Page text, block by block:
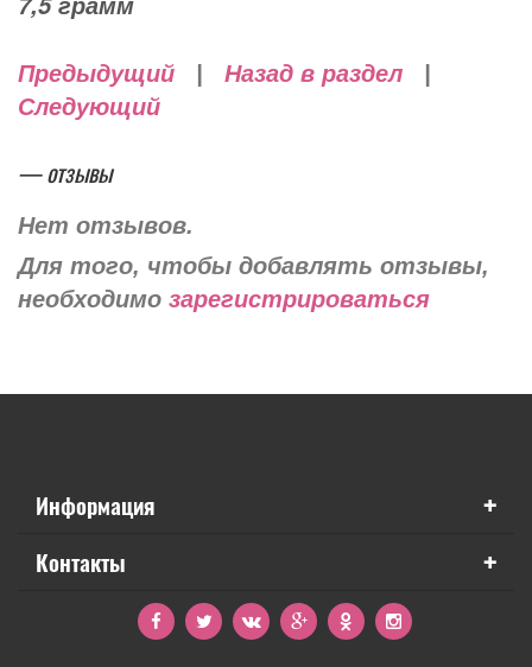
Предыдущий Назад в раздел
Следующий
— отзывы
Нет отзывов.
Для того, чтобы добавлять отзывы,
необходимо зарегистрироваться
Информация +
Контакты +